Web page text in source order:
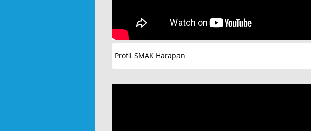
Profil SMAK Harapan